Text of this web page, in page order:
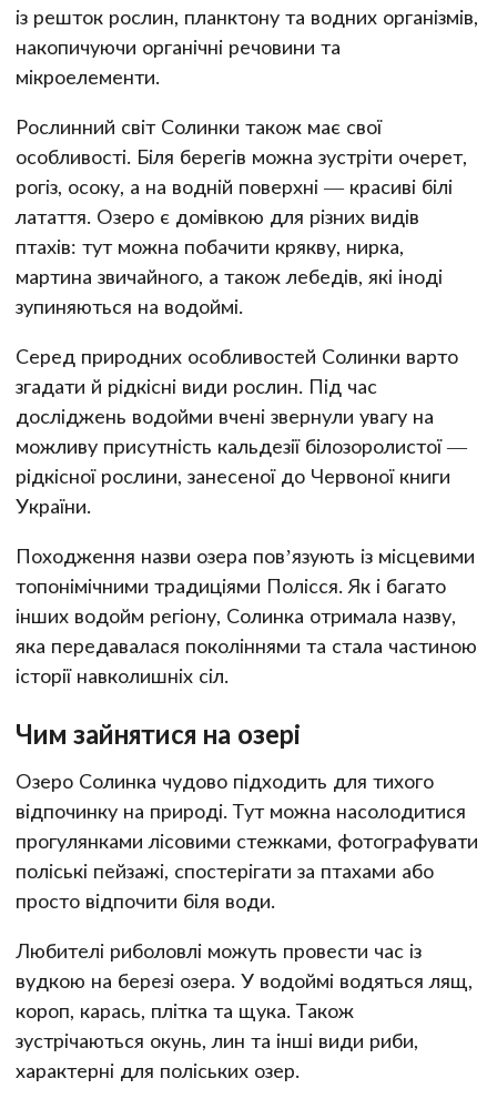
із решток рослин, планктону та водних організмів,
накопичуючи органічні речовини та
мікроелементи.
Рослинний світ Солинки також має свої
особливості. Біля берегів можна зустріти очерет,
рогіз, осоку, а на водній поверхні — красиві білі
латаття. Озеро є домівкою для різних видів
птахів: тут можна побачити крякву, нирка,
мартина звичайного, а також лебедів, які іноді
зупиняються на водоймі.
Серед природних особливостей Солинки варто
згадати й рідкісні види рослин. Під час
досліджень водойми вчені звернули увагу на
можливу присутність кальдезії білозоролистої —
рідкісної рослини, занесеної до Червоної книги
України.
Походження назви озера пов’язують із місцевими
топонімічними традиціями Полісся. Як і багато
інших водойм регіону, Солинка отримала назву,
яка передавалася поколіннями та стала частиною
історії навколишніх сіл.
Чим зайнятися на озері
Озеро Солинка чудово підходить для тихого
відпочинку на природі. Тут можна насолодитися
прогулянками лісовими стежками, фотографувати
поліські пейзажі, спостерігати за птахами або
просто відпочити біля води.
Любителі риболовлі можуть провести час із
вудкою на березі озера. У водоймі водяться лящ,
короп, карась, плітка та щука. Також
зустрічаються окунь, лин та інші види риби,
характерні для поліських озер.